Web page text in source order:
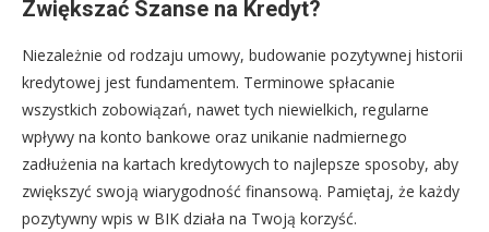
Zwiększać Szanse na Kredyt?
Niezależnie od rodzaju umowy, budowanie pozytywnej historii
kredytowej jest fundamentem. Terminowe spłacanie
wszystkich zobowiązań, nawet tych niewielkich, regularne
wpływy na konto bankowe oraz unikanie nadmiernego
zadłużenia na kartach kredytowych to najlepsze sposoby, aby
zwiększyć swoją wiarygodność finansową. Pamiętaj, że każdy
pozytywny wpis w BIK działa na Twoją korzyść.